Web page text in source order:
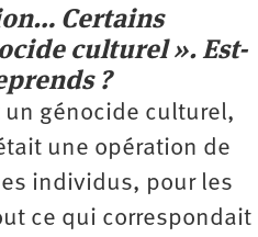
Certains
culturel ». Est-
?
un génocide culturel,
une opération de
individus, pour les
ce qui correspondait